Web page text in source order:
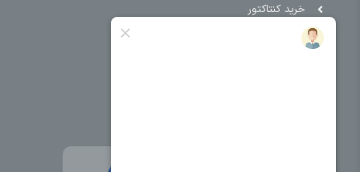
خرید کنتاکتور